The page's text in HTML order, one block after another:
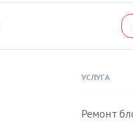
УСЛУГА
Ремонт